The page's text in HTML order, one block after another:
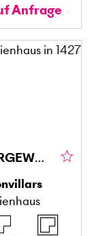
Anfrage
AUSSERGEWÖHNLICH MIT GROSSZÜGIGEM UMSCHWUNG